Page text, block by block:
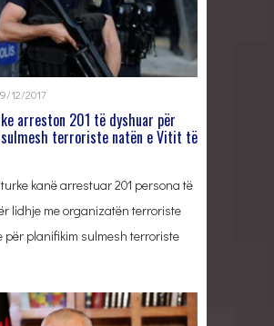
12/2017
arreston 201 të dyshuar për
terroriste natën e Vitit të
kanë arrestuar 201 persona të
lidhje me organizatën terroriste
për planifikim sulmesh terroriste